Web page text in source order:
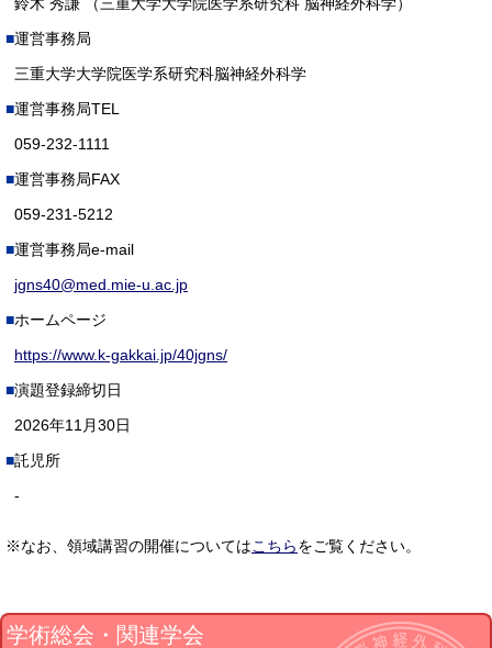
運営事務局
三重大学大学院医学系研究科脳神経外科学
運営事務局TEL
059-232-1111
運営事務局FAX
059-231-5212
運営事務局e-mail
jgns40@med.mie-u.ac.jp
ホームページ
https://www.k-gakkai.jp/40jgns/
演題登録締切日
2026年11月30日
託児所
-
※なお、領域講習の開催についてはこちらをご覧ください。
学術総会・関連学会